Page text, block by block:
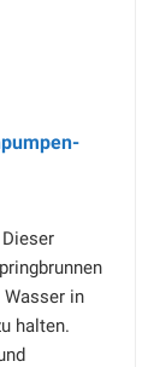
in
halten.